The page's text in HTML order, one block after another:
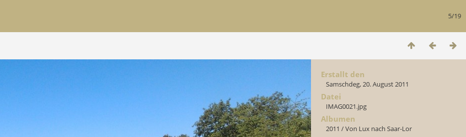
5/19
Erstallt den
Samschdeg, 20. August 2011
Datei
IMAG0021.jpg
Albumen
2011 /Von Lux nach Saar-Lor